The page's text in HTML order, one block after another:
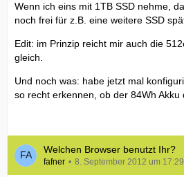
Wenn ich eins mit 1TB SSD nehme,
noch frei für z.B. eine weitere SSD
Edit: im Prinzip reicht mir auch die
gleich.
Und noch was: habe jetzt mal
so recht erkennen, ob der 84Wh Akku
Welchen Browser benutzt Ihr?
fafner 8. September 2012 um 17:29